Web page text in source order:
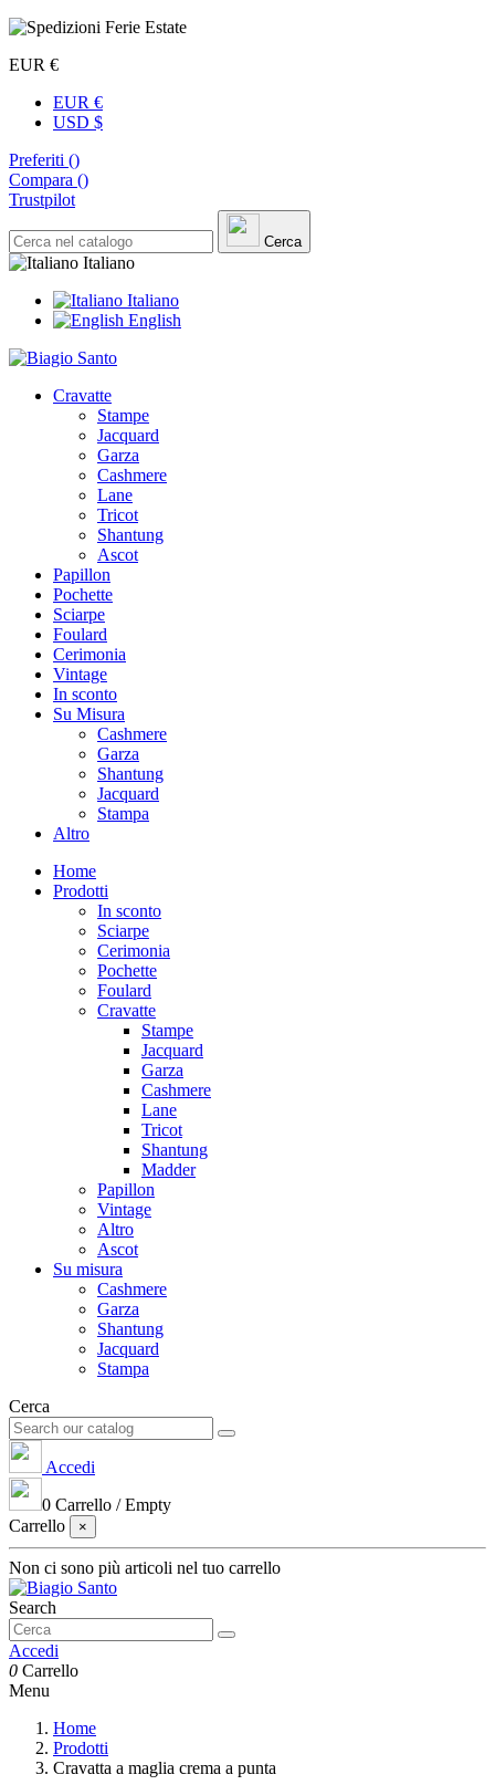
EUR €
EUR €
USD $
Preferiti ()
Compara ()
Trustpilot
Cerca
Italiano
Italiano
English
Cravatte
Stampe
Jacquard
Garza
Cashmere
Lane
Tricot
Shantung
Ascot
Papillon
Pochette
Sciarpe
Foulard
Cerimonia
Vintage
In sconto
Su Misura
Cashmere
Garza
Shantung
Jacquard
Stampa
Altro
Home
Prodotti
In sconto
Sciarpe
Cerimonia
Pochette
Foulard
Cravatte
Stampe
Jacquard
Garza
Cashmere
Lane
Tricot
Shantung
Madder
Papillon
Vintage
Altro
Ascot
Su misura
Cashmere
Garza
Shantung
Jacquard
Stampa
Cerca
Accedi
0 Carrello /Empty
Carrello
×
Non ci sono più articoli nel tuo carrello
Search
Accedi
0 Carrello
Menu
Home
Prodotti
Cravatta a maglia crema a punta